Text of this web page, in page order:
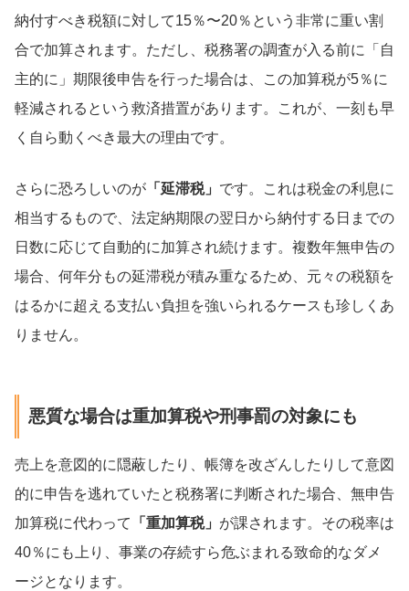
納付すべき税額に対して15％〜20％という非常に重い割
合で加算されます。ただし、税務署の調査が入る前に「自
主的に」期限後申告を行った場合は、この加算税が5％に
軽減されるという救済措置があります。これが、一刻も早
く自ら動くべき最大の理由です。
さらに恐ろしいのが 「延滞税」 です。これは税金の利息に
相当するもので、法定納期限の翌日から納付する日までの
日数に応じて自動的に加算され続けます。複数年無申告の
場合、何年分もの延滞税が積み重なるため、元々の税額を
はるかに超える支払い負担を強いられるケースも珍しくあ
りません。
悪質な場合は重加算税や刑事罰の対象にも
売上を意図的に隠蔽したり、帳簿を改ざんしたりして意図
的に申告を逃れていたと税務署に判断された場合、無申告
加算税に代わって
「重加算税」 が課されます。その税率は
40％にも上り、事業の存続すら危ぶまれる致命的なダメ
ージとなります。